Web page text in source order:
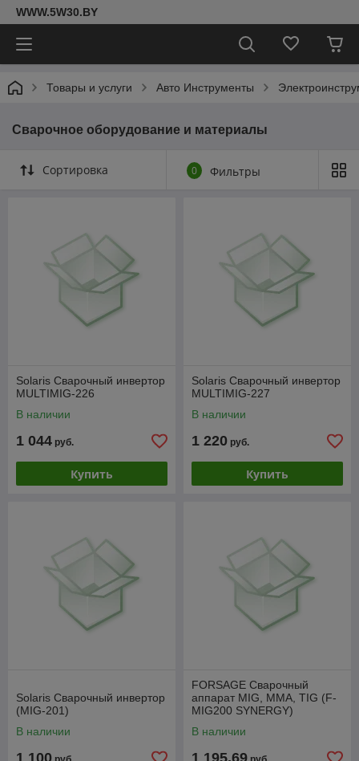
WWW.5W30.BY
Товары и услуги Авто Инструменты
Сварочное оборудование и материалы
Сортировка 0 Фильтры
Solaris Сварочный инвертор
MULTIMIG-226
В наличии
1 044 руб.
Купить
Solaris Сварочный инвертор
MULTIMIG-227
В наличии
1 220 руб.
Купить
Solaris Сварочный инвертор
(MIG-201)
В наличии
1 100
FORSAGE Сварочный
аппарат MIG, MMA, TIG (F-
MIG200 SYNERGY)
В наличии
1 195,69